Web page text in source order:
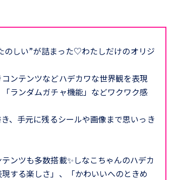
のしい”が詰まった♡わたしだけのオリジ
ンテンツなどハデカワな世界観を表現
ランダムガチャ機能」などワクワク感
、手元に残るシールや画像まで思いっき
ンツも多数搭載✨しなこちゃんのハデカ
する楽しさ」、「かわいいへのときめ